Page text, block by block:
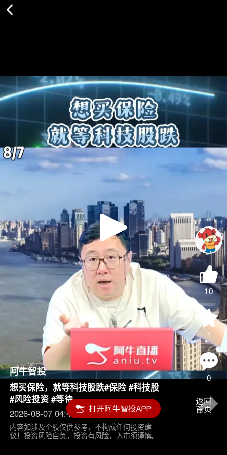
Play
Video
10
1
0
阿牛智投
想买保险，就等科技股跌#保险 #科技股
#风险投资 #等待
2026-08-07 04:45
内容如涉及个股仅供参考，不构成任何投资建
议！投资风险自负。投资有风险，入市须谨慎。